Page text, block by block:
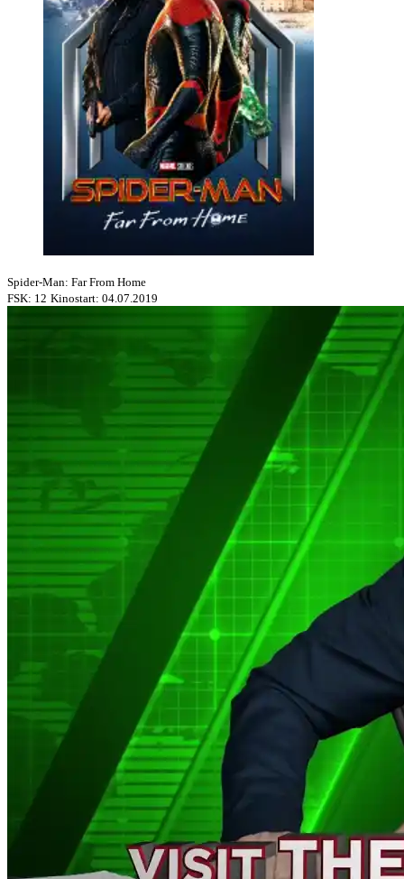
Spider-Man: Far From Home
FSK: 12 Kinostart: 04.07.2019